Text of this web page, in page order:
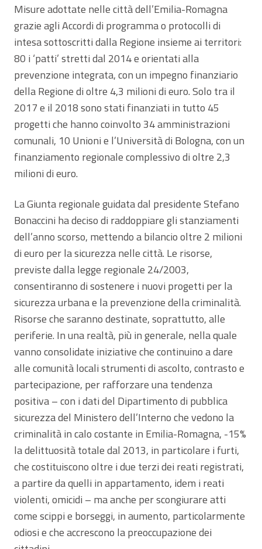
Misure adottate nelle città dell’Emilia-Romagna
grazie agli Accordi di programma o protocolli di
intesa sottoscritti dalla Regione insieme ai territori:
80 i ‘patti’ stretti dal 2014 e orientati alla
prevenzione integrata, con un impegno finanziario
della Regione di oltre 4,3 milioni di euro. Solo tra il
2017 e il 2018 sono stati finanziati in tutto 45
progetti che hanno coinvolto 34 amministrazioni
comunali, 10 Unioni e l’Università di Bologna, con un
finanziamento regionale complessivo di oltre 2,3
milioni di euro.
La Giunta regionale guidata dal presidente Stefano
Bonaccini ha deciso di raddoppiare gli stanziamenti
dell’anno scorso, mettendo a bilancio oltre 2 milioni
di euro per la sicurezza nelle città. Le risorse,
previste dalla legge regionale 24/2003,
consentiranno di sostenere i nuovi progetti per la
sicurezza urbana e la prevenzione della criminalità.
Risorse che saranno destinate, soprattutto, alle
periferie. In una realtà, più in generale, nella quale
vanno consolidate iniziative che continuino a dare
alle comunità locali strumenti di ascolto, contrasto e
partecipazione, per rafforzare una tendenza
positiva – con i dati del Dipartimento di pubblica
sicurezza del Ministero dell’Interno che vedono la
criminalità in calo costante in Emilia-Romagna, -15%
la delittuosità totale dal 2013, in particolare i furti,
che costituiscono oltre i due terzi dei reati registrati,
a partire da quelli in appartamento, idem i reati
violenti, omicidi – ma anche per scongiurare atti
come scippi e borseggi, in aumento, particolarmente
odiosi e che accrescono la preoccupazione dei